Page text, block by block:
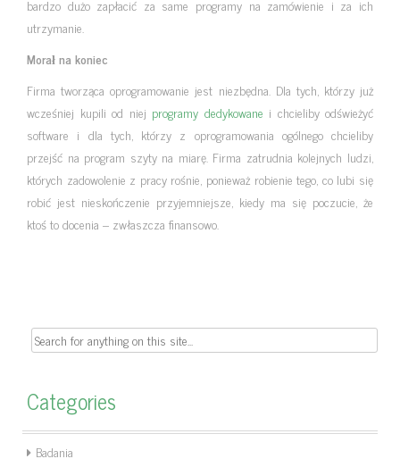
bardzo dużo zapłacić za same programy na zamówienie i za ich
utrzymanie.
Morał na koniec
Firma tworząca oprogramowanie jest niezbędna. Dla tych, którzy już
wcześniej kupili od niej programy dedykowane i chcieliby odświeżyć
software i dla tych, którzy z oprogramowania ogólnego chcieliby
przejść na program szyty na miarę. Firma zatrudnia kolejnych ludzi,
których zadowolenie z pracy rośnie, ponieważ robienie tego, co lubi się
robić jest nieskończenie przyjemniejsze, kiedy ma się poczucie, że
ktoś to docenia – zwłaszcza finansowo.
Search
Categories
Badania